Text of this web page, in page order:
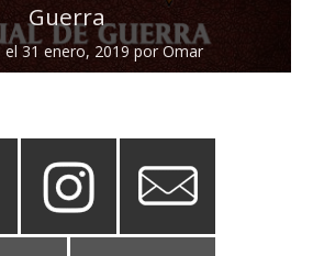
Guerra
el 31 enero, 2019porOmar